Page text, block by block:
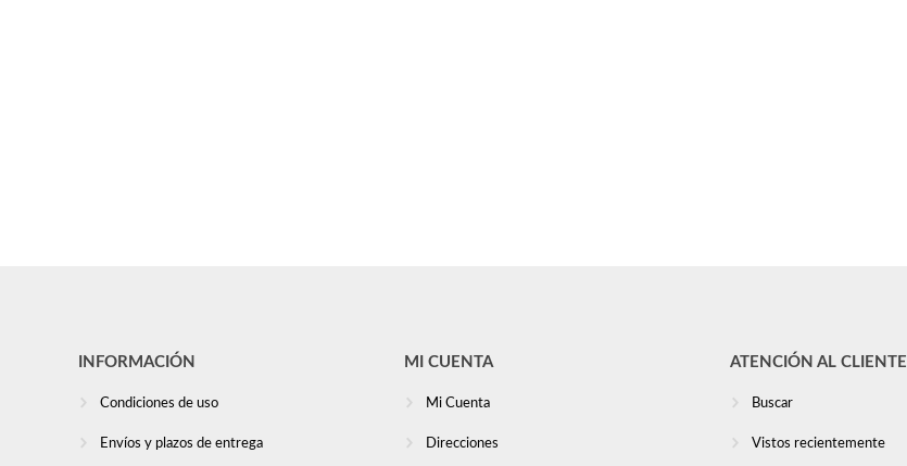
INFORMACIÓN
Condiciones de uso
Envíos y plazos de entrega
MI CUENTA
Mi Cuenta
Direcciones
ATENCIÓN AL CLIENTE
Buscar
Vistos recientemente